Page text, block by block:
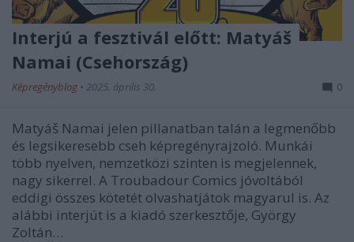
Interjú a fesztivál előtt: Matyáš
Namai (Csehország)
Képregényblog • 2025. április 30. 0
Matyáš Namai jelen pillanatban talán a legmenőbb
és legsikeresebb cseh képregényrajzoló. Munkái
több nyelven, nemzetközi szinten is megjelennek,
nagy sikerrel. A Troubadour Comics jóvoltából
eddigi összes kötetét olvashatjátok magyarul is. Az
alábbi interjút is a kiadó szerkesztője, György
Zoltán…